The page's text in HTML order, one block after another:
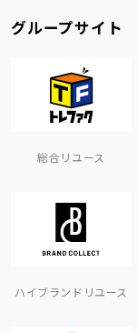
グループサイト
総合リユース
ハイブランドリユース